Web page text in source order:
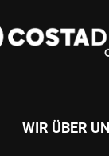
WIR ÜBER